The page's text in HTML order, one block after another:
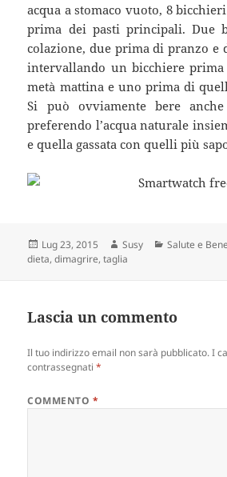
acqua a stomaco vuoto, 8
prima dei pasti principali. Due
colazione, due prima di pranzo e
intervallando un bicchiere
metà mattina e uno prima di
Si può ovviamente bere
preferendo l’acqua naturale
e quella gassata con quelli più
Scritto
il
Lug 23, 2015 Autore
Susy Categorie
Salute e
dieta,dimagrire,taglia
Lascia un commento
Il tuo indirizzo email non sarà pubblicato. I
contrassegnati*
COMMENTO *